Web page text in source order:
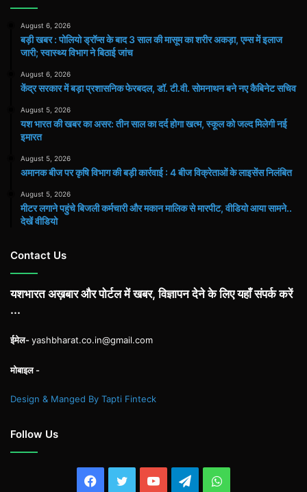
August 6, 2026
बड़ी खबर : पोलियो ड्रॉप्स के बाद 3 साल की मासूम का शरीर अकड़ा, एम्स में इलाज
जारी; स्वास्थ्य विभाग ने बिठाई जांच
August 6, 2026
केंद्र सरकार में बड़ा प्रशासनिक फेरबदल, डॉ. टी.वी. सोमनाथन बने नए कैबिनेट सचिव
August 5, 2026
यश भारत की खबर का असर: तीन साल का दर्द होगा खत्म, स्कूल को जल्द मिलेगी नई
इमारत
August 5, 2026
अमानक बीज पर कृषि विभाग की बड़ी कार्रवाई : 4 बीज विक्रेताओं के लाइसेंस निलंबित
August 5, 2026
मीटर लगाने पहुंचे बिजली कर्मचारी और मकान मालिक से मारपीट, वीडियो आया सामने..
देखें वीडियो
Contact Us
यशभारत अख़बार और पोर्टल में खबर, विज्ञापन देने के लिए यहाँ संपर्क करें
...
ईमेल-yashbharat.co.in@gmail.com
मोबाइल -
Design & Manged By Tapti Finteck
Follow Us
Facebook
TwitterYouTubeTelegramWhatsApp